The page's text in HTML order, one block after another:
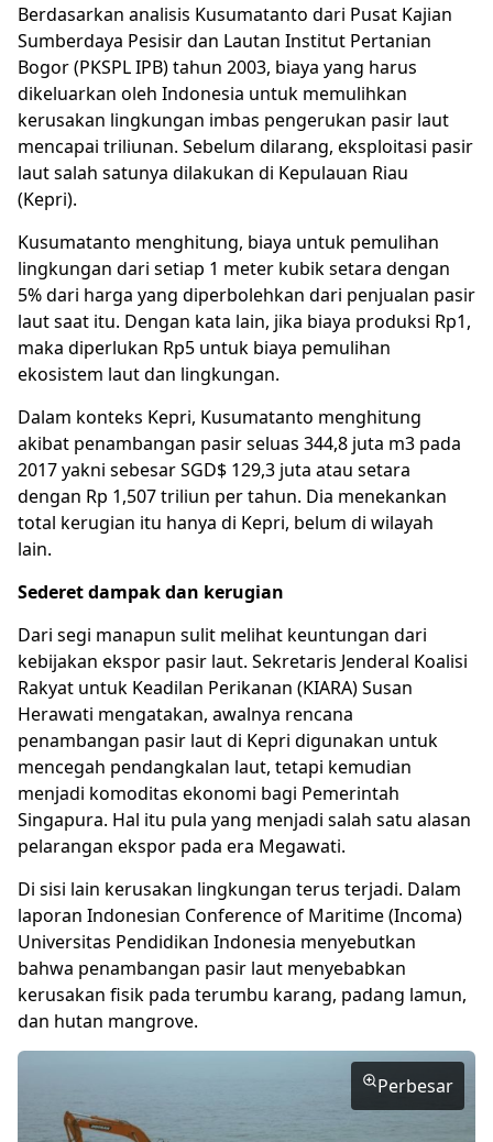
Berdasarkan analisis Kusumatanto dari Pusat Kajian
Sumberdaya Pesisir dan Lautan Institut Pertanian
Bogor (PKSPL IPB) tahun 2003, biaya yang harus
dikeluarkan oleh Indonesia untuk memulihkan
kerusakan lingkungan imbas pengerukan pasir laut
mencapai triliunan. Sebelum dilarang, eksploitasi pasir
laut salah satunya dilakukan di Kepulauan Riau
(Kepri).
Kusumatanto menghitung, biaya untuk pemulihan
lingkungan dari setiap 1 meter kubik setara dengan
5% dari harga yang diperbolehkan dari penjualan pasir
laut saat itu. Dengan kata lain, jika biaya produksi Rp1,
maka diperlukan Rp5 untuk biaya pemulihan
ekosistem laut dan lingkungan.
Dalam konteks Kepri, Kusumatanto menghitung
akibat penambangan pasir seluas 344,8 juta m3 pada
2017 yakni sebesar SGD$ 129,3 juta atau setara
dengan Rp 1,507 triliun per tahun. Dia menekankan
total kerugian itu hanya di Kepri, belum di wilayah
lain.
Sederet dampak dan kerugian
Dari segi manapun sulit melihat keuntungan dari
kebijakan ekspor pasir laut. Sekretaris Jenderal Koalisi
Rakyat untuk Keadilan Perikanan (KIARA) Susan
Herawati mengatakan, awalnya rencana
penambangan pasir laut di Kepri digunakan untuk
mencegah pendangkalan laut, tetapi kemudian
menjadi komoditas ekonomi bagi Pemerintah
Singapura. Hal itu pula yang menjadi salah satu alasan
pelarangan ekspor pada era Megawati.
Di sisi lain kerusakan lingkungan terus terjadi. Dalam
laporan Indonesian Conference of Maritime (Incoma)
Universitas Pendidikan Indonesia menyebutkan
bahwa penambangan pasir laut menyebabkan
kerusakan fisik pada terumbu karang, padang lamun,
dan hutan mangrove.
Perbesar